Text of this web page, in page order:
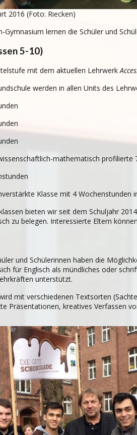
2016 (Foto: Riecken)
Gymnasium lernen die Schüler und
5-10)
mit dem aktuellen Lehrwerk
werden in allen Units des
mathematisch profilierte
Klasse mit 4 Wochenstunden
bieten wir seit dem Schuljahr
zu bele­gen. Interessierte Eltern
und Schülerinnen haben die
für Eng­lisch als münd­li­ches oder
unterstützt.
mit ver­schie­de­nen Text­sor­ten
Prä­sen­ta­tio­nen, krea­ti­ves Ver­fas­sen